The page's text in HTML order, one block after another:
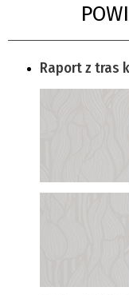
Raport z tras